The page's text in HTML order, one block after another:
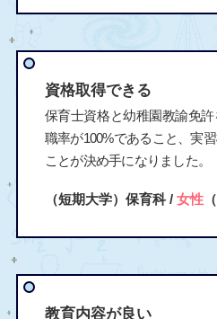
資格取得できる
保育士資格と幼稚園教諭免
職率が100%であること、実
ことが決め手になりました。
（短期大学）保育科 / 女性
教育内容が良い